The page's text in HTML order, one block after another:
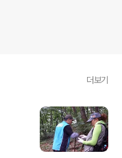
더보기